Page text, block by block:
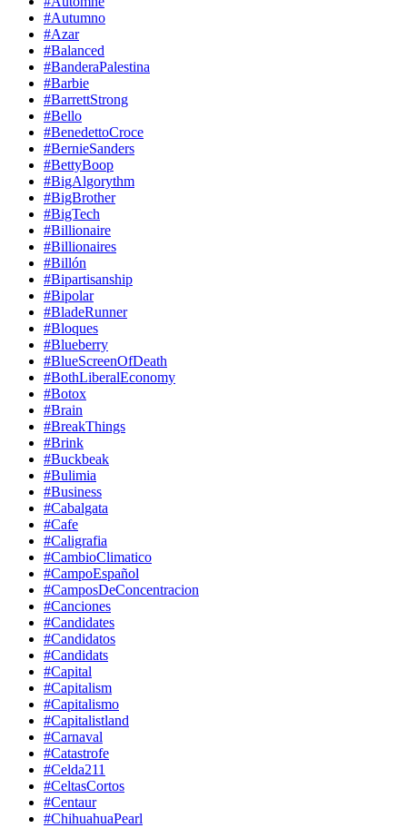
#Autumno
#Azar
#Balanced
#BanderaPalestina
#Barbie
#BarrettStrong
#Bello
#BenedettoCroce
#BernieSanders
#BettyBoop
#BigAlgorythm
#BigBrother
#BigTech
#Billionaire
#Billionaires
#Billón
#Bipartisanship
#Bipolar
#BladeRunner
#Bloques
#Blueberry
#BlueScreenOfDeath
#BothLiberalEconomy
#Botox
#Brain
#BreakThings
#Brink
#Buckbeak
#Bulimia
#Business
#Cabalgata
#Cafe
#Caligrafia
#CambioClimatico
#CampoEspañol
#CamposDeConcentracion
#Canciones
#Candidates
#Candidatos
#Candidats
#Capital
#Capitalism
#Capitalismo
#Capitalistland
#Carnaval
#Catastrofe
#Celda211
#CeltasCortos
#Centaur
#ChihuahuaPearl